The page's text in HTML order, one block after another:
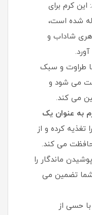
: این کرم برای
شده است،
شاداب و
طراوت و سبک
می شود و
می کند.
به عنوان یک
تغذیه کرده و از
می کند.
ماندگار را
تضمین می
حسی از